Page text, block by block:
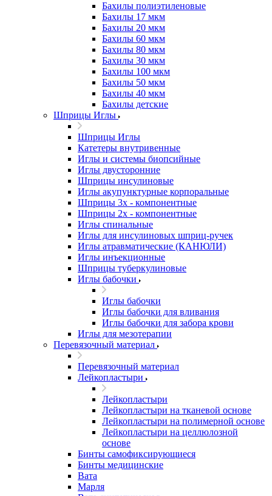
Бахилы полиэтиленовые
Бахилы 17 мкм
Бахилы 20 мкм
Бахилы 60 мкм
Бахилы 80 мкм
Бахилы 30 мкм
Бахилы 100 мкм
Бахилы 50 мкм
Бахилы 40 мкм
Бахилы детские
Шприцы Иглы
Шприцы Иглы
Катетеры внутривенные
Иглы и системы биопсийные
Иглы двусторонние
Шприцы инсулиновые
Иглы акупунктурные корпоральные
Шприцы 3х - компонентные
Шприцы 2х - компонентные
Иглы спинальные
Иглы для инсулиновых шприц-ручек
Иглы атравматические (КАНЮЛИ)
Иглы инъекционные
Шприцы туберкулиновые
Иглы бабочки
Иглы бабочки
Иглы бабочки для вливания
Иглы бабочки для забора крови
Иглы для мезотерапии
Перевязочный материал
Перевязочный материал
Лейкопластыри
Лейкопластыри
Лейкопластыри на тканевой основе
Лейкопластыри на полимерной основе
Лейкопластыри на целлюлозной
основе
Бинты самофиксирующиеся
Бинты медицинские
Вата
Марля